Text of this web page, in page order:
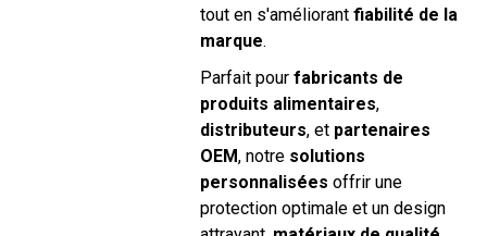
tout en s'améliorant fiabilité de la
marque.
Parfait pour fabricants de
produits alimentaires,
distributeurs, et partenaires
OEM, notre solutions
personnalisées offrir une
protection optimale et un design